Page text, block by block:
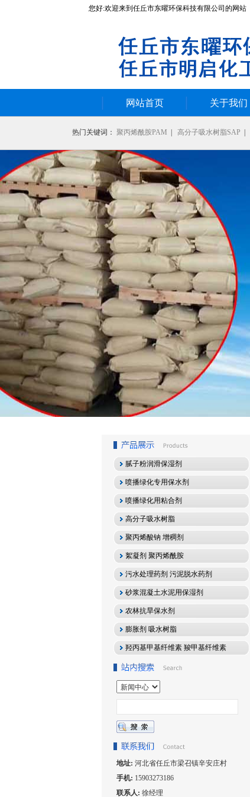
您好:欢迎来到任丘市东曜环保科技有限公司的网站
网站首页 关于我们
热门关键词： 聚丙烯酰胺PAM 高分子吸水树脂SAP
1 2 3
腻子粉润滑保湿剂
喷播绿化专用保水剂
喷播绿化用粘合剂
高分子吸水树脂
聚丙烯酸钠 增稠剂
絮凝剂 聚丙烯酰胺
污水处理药剂 污泥脱水药剂
砂浆混凝土水泥用保湿剂
农林抗旱保水剂
膨胀剂 吸水树脂
羟丙基甲基纤维素 羧甲基纤维素
地址: 河北省任丘市梁召镇辛安庄村
手机: 15903273186
联系人: 徐经理